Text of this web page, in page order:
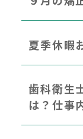
夏季休暇
歯科衛生
は？仕事